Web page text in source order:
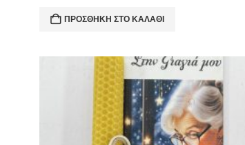
ΠΡΟΣΘΉΚΗ ΣΤΟ ΚΑΛΆΘΙ